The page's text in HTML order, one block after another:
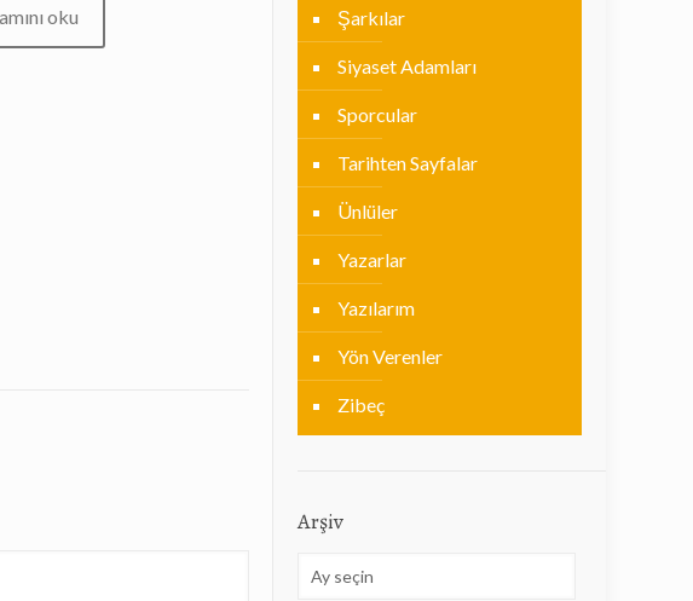
oku Şarkılar
Siyaset Adamları
Sporcular
Tarihten Sayfalar
Ünlüler
Yazarlar
Yazılarım
Yön Verenler
Zibeç
Arşiv
Arşiv